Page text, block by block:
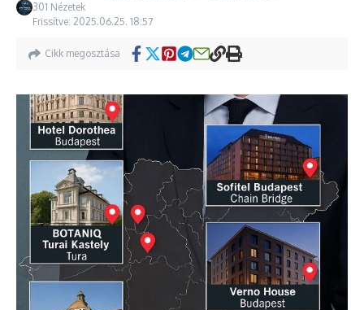
301 Nézetek
Frissítve: 2025.06.25. 18:57
Cikk megosztása